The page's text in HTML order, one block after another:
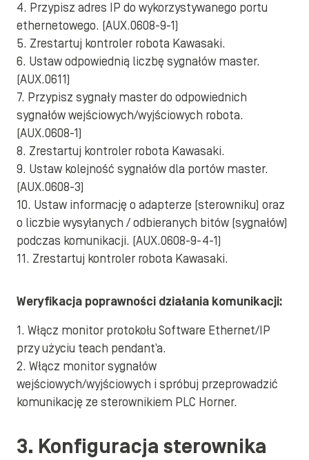
4. Przypisz adres IP do wykorzystywanego portu
ethernetowego. (AUX.0608-9-1)
5. Zrestartuj kontroler robota Kawasaki.
6. Ustaw odpowiednią liczbę sygnałów master.
(AUX.0611)
7. Przypisz sygnały master do odpowiednich
sygnałów wejściowych/wyjściowych robota.
(AUX.0608-1)
8. Zrestartuj kontroler robota Kawasaki.
9. Ustaw kolejność sygnałów dla portów master.
(AUX.0608-3)
10. Ustaw informację o adapterze (sterowniku) oraz
o liczbie wysyłanych / odbieranych bitów (sygnałów)
podczas komunikacji. (AUX.0608-9-4-1)
11. Zrestartuj kontroler robota Kawasaki.
Weryfikacja poprawności działania komunikacji:
1. Włącz monitor protokołu Software Ethernet/IP
przy użyciu teach pendant’a.
2. Włącz monitor sygnałów
wejściowych/wyjściowych i spróbuj przeprowadzić
komunikację ze sterownikiem PLC Horner.
3. Konfiguracja sterownika